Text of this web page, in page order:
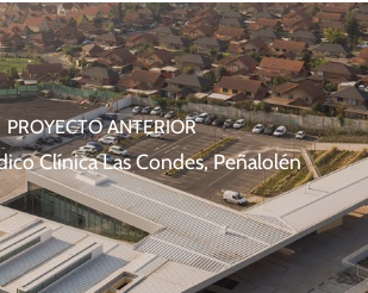
PROYECTO ANTERIOR
Clínica Las Condes, Peñalolén